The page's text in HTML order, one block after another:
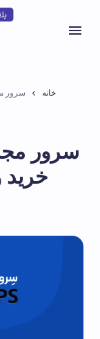
خانه سرور
سرور